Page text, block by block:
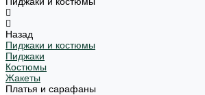
Назад
Пиджаки и костюмы
Пиджаки
Костюмы
Жакеты
Платья и сарафаны